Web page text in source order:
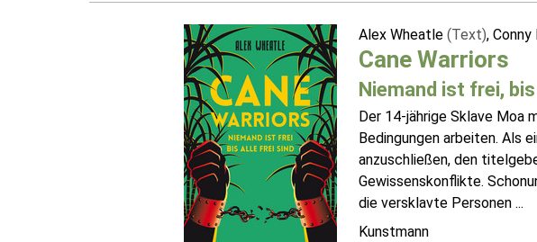
Alex Wheatle (Text),
Cane Warriors
Niemand ist frei,
Der 14-jährige Sklave Moa
Bedingungen arbeiten. Als
anzuschließen, den
Gewissenskonflikte.
die versklavte Personen ...
Kunstmann